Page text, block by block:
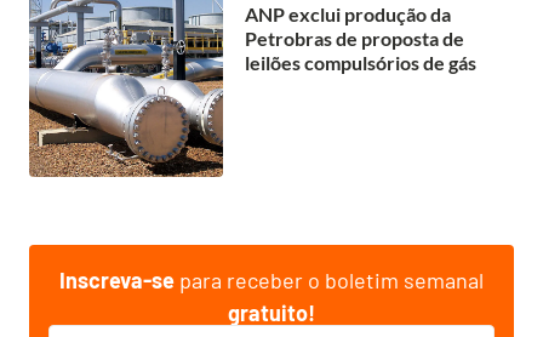
ANP exclui produção da
Petrobras de proposta de
leilões compulsórios de gás
Inscreva-se para receber o boletim semanal
gratuito!